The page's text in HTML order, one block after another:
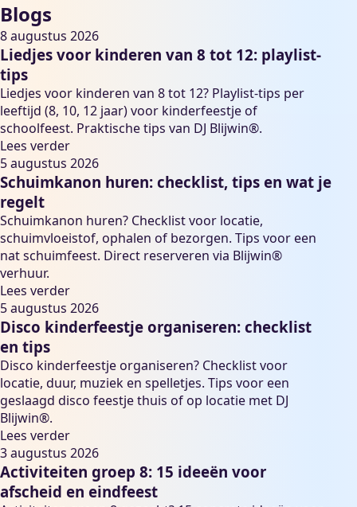
Blogs
8 augustus 2026
Liedjes voor kinderen van 8 tot 12: playlist-
tips
Liedjes voor kinderen van 8 tot 12? Playlist-tips per
leeftijd (8, 10, 12 jaar) voor kinderfeestje of
schoolfeest. Praktische tips van DJ Blijwin®.
Lees verder
5 augustus 2026
Schuimkanon huren: checklist, tips en wat je
regelt
Schuimkanon huren? Checklist voor locatie,
schuimvloeistof, ophalen of bezorgen. Tips voor een
nat schuimfeest. Direct reserveren via Blijwin®
verhuur.
Lees verder
5 augustus 2026
Disco kinderfeestje organiseren: checklist
en tips
Disco kinderfeestje organiseren? Checklist voor
locatie, duur, muziek en spelletjes. Tips voor een
geslaagd disco feestje thuis of op locatie met DJ
Blijwin®.
Lees verder
3 augustus 2026
Activiteiten groep 8: 15 ideeën voor
afscheid en eindfeest